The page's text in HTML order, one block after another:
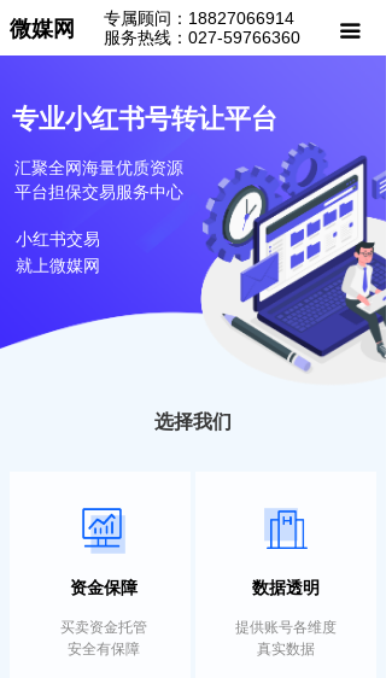
끀
首页
新媒学院
关于我们
微媒网
专属顾问：18827066914
服务热线：027-59766360
选择我们
资金保障
买卖资金托管
安全有保障
数据透明
提供账号各维度
真实数据
专业小红书号转让平台
小红书交易
就上微媒网
汇聚全网海量优质资源
平台担保交易服务中心